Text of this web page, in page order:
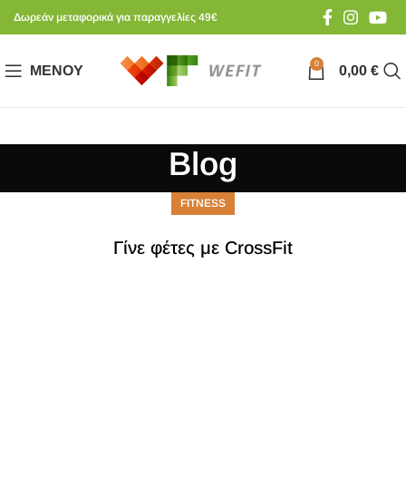
Δωρεάν μεταφορικά για παραγγελίες 49€
ΜΕΝΟΎ 0 0,00 €
Blog
FITNESS
Γίνε φέτες με CrossFit